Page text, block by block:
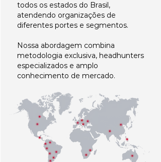
todos os estados do Brasil,
atendendo organizações de
diferentes portes e segmentos.
Nossa abordagem combina
metodologia exclusiva, headhunters
especializados e amplo
conhecimento de mercado.